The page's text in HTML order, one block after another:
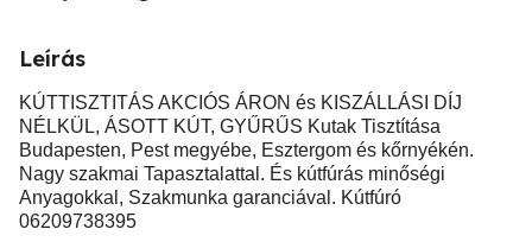
Leírás
KÚTTISZTITÁS AKCIÓS ÁRON és KISZÁLLÁSI DÍJ
NÉLKÜL, ÁSOTT KÚT, GYŰRŰS Kutak Tisztítása
Budapesten, Pest megyébe, Esztergom és kőrnyékén.
Nagy szakmai Tapasztalattal. És kútfúrás minőségi
Anyagokkal, Szakmunka garanciával. Kútfúró
06209738395